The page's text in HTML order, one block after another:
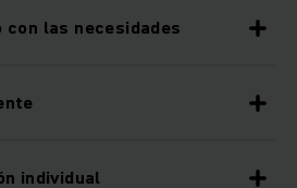
con las necesidades
individual